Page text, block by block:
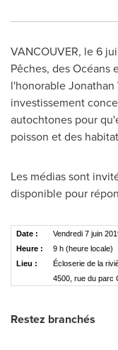
VANCOUVER, le 6
Pêches, des Océans
l'honorableJonathan
investissement
autochtones pour
poisson et des
Les médias sont
disponible pour
Date :
Vendredi 7 juin
Heure :
9 h (heure locale)
Lieu :
Écloserie de la
4500, rue du parc
Restez branchés